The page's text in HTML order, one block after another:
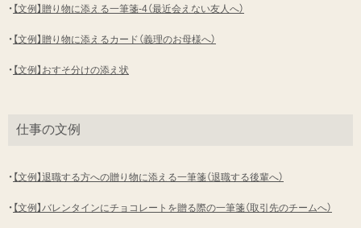
・ 【文例】贈り物に添える一筆箋-4（最近会えない友人へ）
・ 【文例】贈り物に添えるカード（義理のお母様へ）
・ 【文例】おすそ分けの添え状
仕事の文例
・ 【文例】退職する方への贈り物に添える一筆箋（退職する後輩へ）
・ 【文例】バレンタインにチョコレートを贈る際の一筆箋（取引先のチームへ）